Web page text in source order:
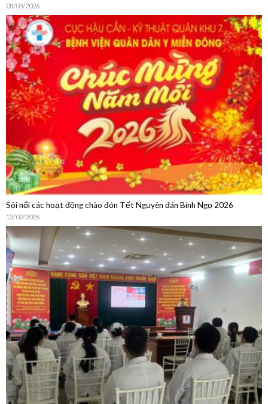
Sôi nổi các hoạt động chào đón Tết Nguyên đán Bính Ngọ 2026
13/02/2026
Sinh hoạt chuyên môn: Cập nhật chẩn đoán, điều trị, dự phòng bệnh
não mô cầu và Chia sẻ thực hành từ Phòng Tiêm chủng Bệnh viện Quân
Dân Y Miền Đông
15/01/2026